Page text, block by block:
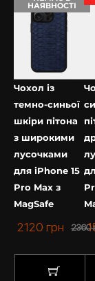
приємно.
НАЯВНОСТІ
Чохол із
темно-синьої
шкіри пітона
з широкими
лусочками
для iPhone 15
Pro Max з
MagSafe
2360
2120 грн